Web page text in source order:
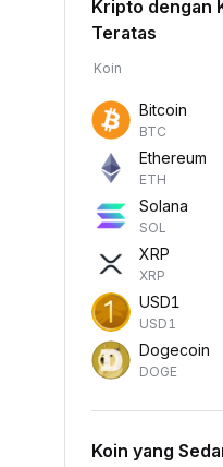
Kripto dengan
Teratas
Koin
Bitcoin
BTC
Ethereum
ETH
Solana
SOL
XRP
XRP
USD1
USD1
Dogecoin
DOGE
Koin yang